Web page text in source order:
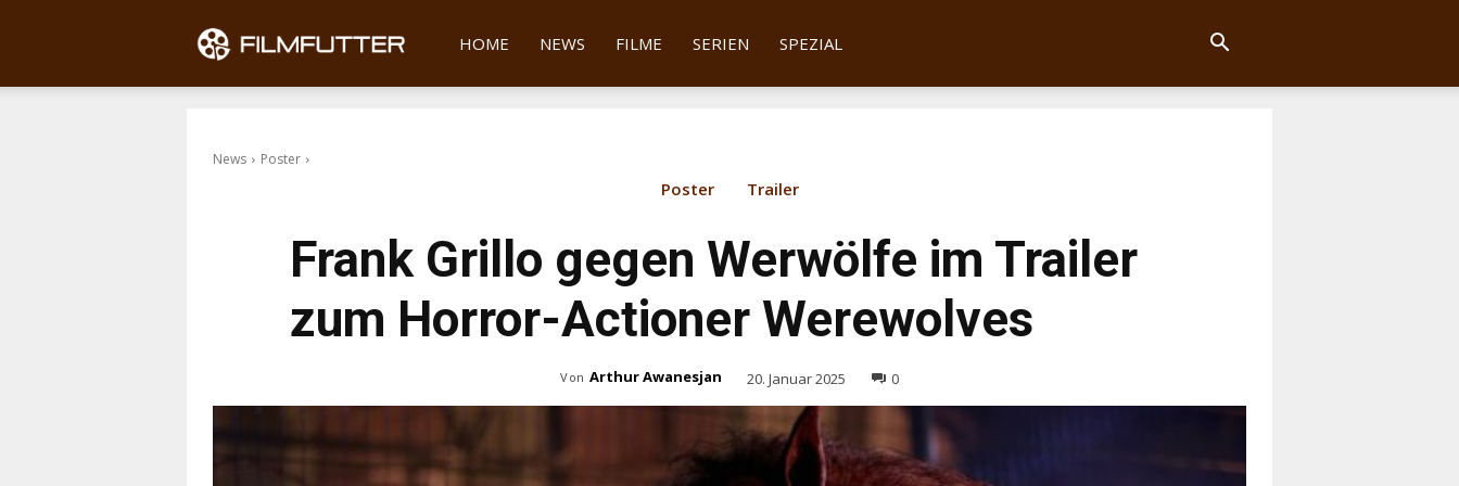
Filmfutter
HOME NEWS FILME SERIEN SPEZIAL
News Poster
Poster Trailer
Frank Grillo gegen Werwölfe im Trailer
zum Horror-Actioner Werewolves
Von Arthur Awanesjan 20. Januar 2025 0